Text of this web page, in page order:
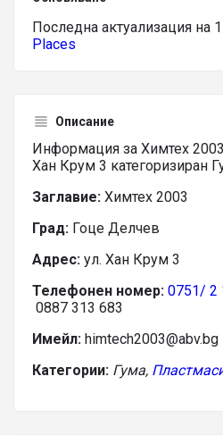
Последна актуализация на
Places
Описание
Информация за Химтех
Хан Крум 3 категоризиран
Заглавие: Химтех 2003
Град: Гоце Делчев
Адрес: ул. Хан Крум 3
Телефонен номер: 0751/ 2
0887 313 683
Имейл: himtech2003@abv.bg
Категории: Гума,